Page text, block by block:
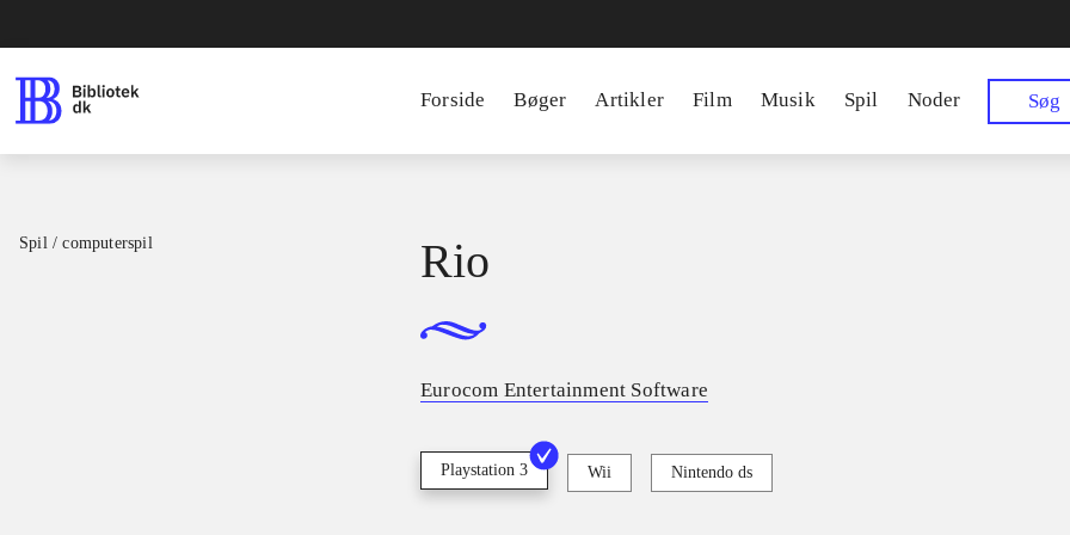
Forside Bøger Artikler Film Musik Spil Noder Søg
Spil / computerspil Rio
Eurocom Entertainment Software
Playstation 3 Wii Nintendo ds